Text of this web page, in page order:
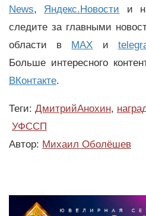
News, Яндекс.Новости и
следите за главными
области в MAX и
Больше интересного
ВКонтакте.
Теги: ДмитрийАнохин,
УФССП
Автор: Михаил Оболёшев